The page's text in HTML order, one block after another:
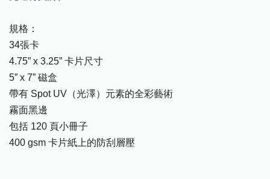
規格：
34張卡
4.75” x 3.25” 卡片尺寸
5” x 7” 磁盒
帶有 Spot UV（光澤）元素的全彩藝術
霧面黑邊
包括 120 頁小冊子
400 gsm 卡片紙上的防刮層壓